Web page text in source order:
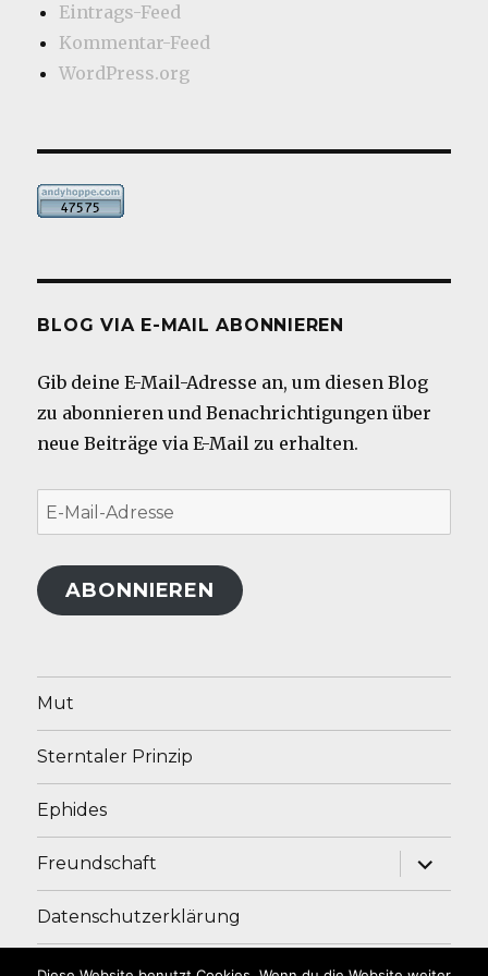
Eintrags-Feed
Kommentar-Feed
WordPress.org
BLOG VIA E-MAIL ABONNIEREN
Gib deine E-Mail-Adresse an, um diesen Blog
zu abonnieren und Benachrichtigungen über
neue Beiträge via E-Mail zu erhalten.
E-
Mail-
Adresse
ABONNIEREN
Mut
Sterntaler Prinzip
Ephides
Freundschaft
Datenschutzerklärung
Impressum